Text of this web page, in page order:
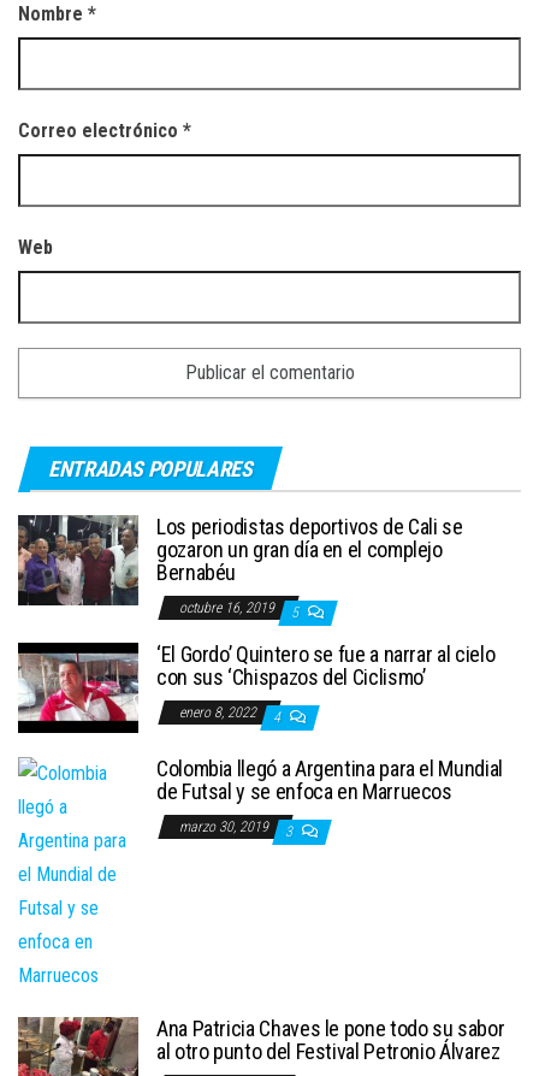
Nombre *
Correo electrónico *
Web
ENTRADAS POPULARES
Los periodistas deportivos de Cali se
gozaron un gran día en el complejo
Bernabéu
octubre 16, 2019 5
‘El Gordo’ Quintero se fue a narrar al cielo
con sus ‘Chispazos del Ciclismo’
enero 8, 2022 4
Colombia llegó a Argentina para el Mundial
de Futsal y se enfoca en Marruecos
marzo 30, 2019 3
Ana Patricia Chaves le pone todo su sabor
al otro punto del Festival Petronio Álvarez